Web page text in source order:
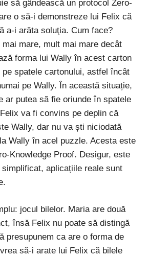
să gândească un protocol Zero-
o să-i demonstreze lui Felix că
a-i arăta soluţia. Cum face?
mare, mult mai mare decât
forma lui Wally în acest carton
spatele cartonului, astfel încât
pe Wally. În această situație,
ar putea să fie oriunde în spatele
va fi convins pe deplin că
Wally, dar nu va ști niciodată
Wally în acel puzzle. Acesta este
Knowledge Proof. Desigur, este
aplicațiile reale sunt
jocul bilelor. Maria are două
însă Felix nu poate să distingă
presupunem ca are o forma de
să-i arate lui Felix că bilele